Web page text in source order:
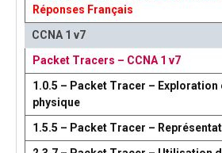
Réponses Français
CCNA 1 v7
Packet Tracers – CCNA 1 v7
1.0.5 – Packet Tracer –
physique
1.5.5 – Packet Tracer –